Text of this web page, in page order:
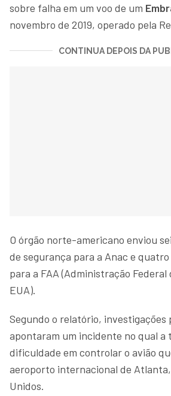
sobre falha em um voo de um
novembro de 2019, operado pela
CONTINUA DEPOIS DA
O órgão norte-americano enviou
de segurança para a Anac e
para a FAA (Administração Federal
EUA).
Segundo o relatório, investigações
apontaram um incidente no qual a
dificuldade em controlar o avião
aeroporto internacional de
Unidos.